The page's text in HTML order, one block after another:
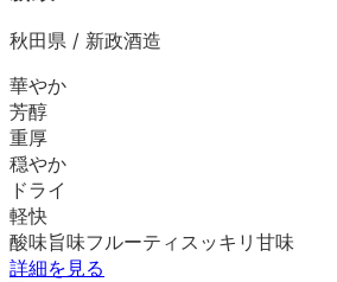
秋田県 / 新政酒造
華やか
芳醇
重厚
穏やか
ドライ
軽快
酸味旨味フルーティ スッキリ 甘味
詳細を見る